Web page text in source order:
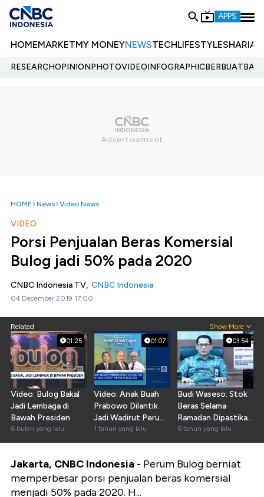
APPS
HOMEMARKETMY MONEYNEWSTECHLIFESTYLESHARIA
RESEARCHOPINIONPHOTOVIDEOINFOGRAPHIC
HOME News Video News
VIDEO
Porsi Penjualan Beras Komersial
Bulog jadi 50% pada 2020
CNBC Indonesia TV, CNBC Indonesia
04 December 2019 17:00
Related Show More
01:25
Video: Bulog Bakal
Jadi Lembaga di
Bawah Presiden
6 bulan yang lalu
01:07
Video: Anak Buah
Prabowo Dilantik
Jadi Wadirut Perum
Bulog
1 tahun yang lalu
03:54
Budi Waseso: Stok
Beras Selama
Ramadan Dipastikan
Aman
6 tahun yang lalu
Jakarta, CNBC Indonesia - Perum Bulog berniat
memperbesar porsi penjualan beras komersial
menjadi 50% pada 2020. H...